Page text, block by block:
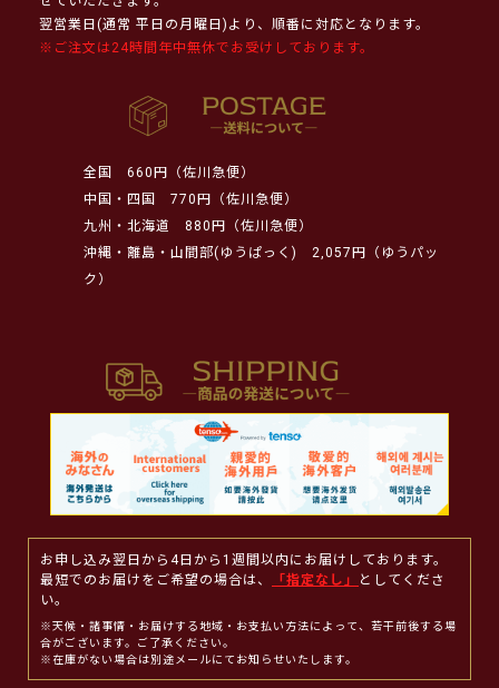
翌営業日(通常 平日の月曜日)より、順番に対応となります。
※ご注文は24時間年中無休でお受けしております。
全国
660円（佐川急便）
中国・四国
770円（佐川急便）
九州・北海道
880円（佐川急便）
沖縄・離島・山間部(ゆうぱっく)
2,057円（ゆうパッ
ク）
お申し込み翌日から4日から1週間以内にお届けしております。
最短でのお届けをご希望の場合は、
「指定なし」
としてくださ
い。
※天候・諸事情・お届けする地域・お支払い方法によって、若干前後する場
合がございます。ご了承ください。
※在庫がない場合は別途メールにてお知らせいたします。